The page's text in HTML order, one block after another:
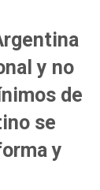
y no
de
se
y